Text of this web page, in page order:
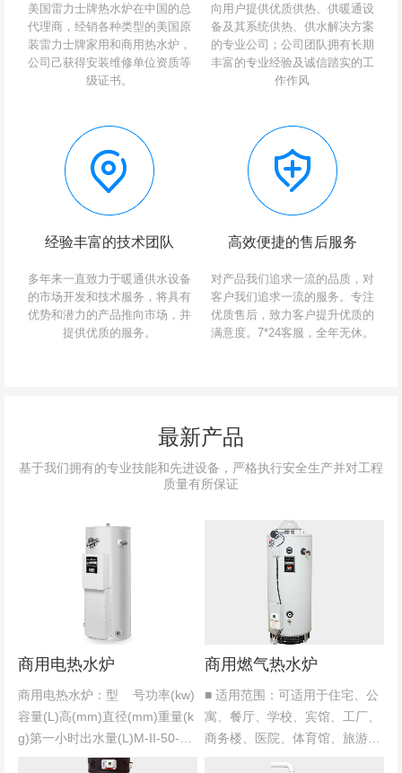
美国雷力士牌热水炉在中国的总
代理商，经销各种类型的美国原
装雷力士牌家用和商用热水炉，
公司己获得安装维修单位资质等
级证书。
向用户提供优质供热、供暖通设
备及其系统供热、供水解决方案
的专业公司；公司团队拥有长期
丰富的专业经验及诚信踏实的工
作作风
经验丰富的技术团队
多年来一直致力于暖通供水设备
的市场开发和技术服务，将具有
优势和潜力的产品推向市场，并
提供优质的服务。
高效便捷的售后服务
对产品我们追求一流的品质，对
客户我们追求一流的服务。专注
优质售后，致力客户提升优质的
满意度。7*24客服，全年无休。
最新产品
基于我们拥有的专业技能和先进设备，严格执行安全生产并对工程
质量有所保证
商用电热水炉
商用电热水炉：型 号功率(kw)
容量(L)高(mm)直径(mm)重量(k
g)第一小时出水量(L)M-II-50-K
W-3SF45-541901250609...
商用燃气热水炉
■ 适用范围：可适用于住宅、公
寓、餐厅、学校、宾馆、工厂、
商务楼、医院、体育馆、旅游区
和娱乐中心等集中供热水、供暖